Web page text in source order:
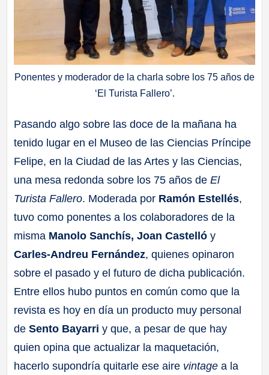
Ponentes y moderador de la charla sobre los 75 años de
‘El Turista Fallero’.
Pasando algo sobre las doce de la mañana ha
tenido lugar en el Museo de las Ciencias Príncipe
Felipe, en la Ciudad de las Artes y las Ciencias,
una mesa redonda sobre los 75 años deEl
Turista Fallero. Moderada por Ramón Estellés,
tuvo como ponentes a los colaboradores de la
misma Manolo Sanchís, Joan Castelló y
Carles-Andreu Fernández, quienes opinaron
sobre el pasado y el futuro de dicha publicación.
Entre ellos hubo puntos en común como que la
revista es hoy en día un producto muy personal
deSento Bayarri y que, a pesar de que hay
quien opina que actualizar la maquetación,
hacerlo supondría quitarle ese aire vintage a la